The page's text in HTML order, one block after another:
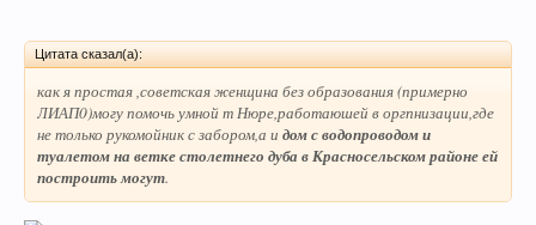
Цитата сказал(а):
как я простая ,советская женщина без образования (примерно
ЛИАП0)могу помочь умной т Нюре,работаюшей в оргпнизации,где
не только рукомойник с забором,а и дом с водопроводом и
туалетом на ветке столетнего дуба в Красносельском районе ей
построить могут.